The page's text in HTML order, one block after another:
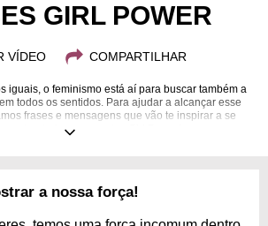
GIRL POWER
VÍDEO COMPARTILHAR
iguais, o feminismo está aí para buscar também a
todos os sentidos. Para ajudar a alcançar esse
frases e mensagens que vão te inspirar a se
mostrar todo o seu poder. Girl Power!
a nossa força!